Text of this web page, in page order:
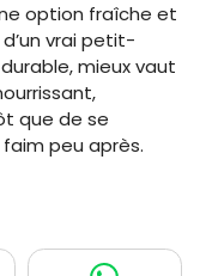
option fraîche et
vrai petit-
mieux vaut
que de se
peu après.